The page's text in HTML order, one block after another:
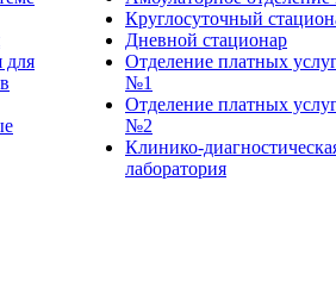
для
Круглосуточный
Дневной стационар
Отделение платных
№1
Отделение платных
№2
Клинико-
лаборатория